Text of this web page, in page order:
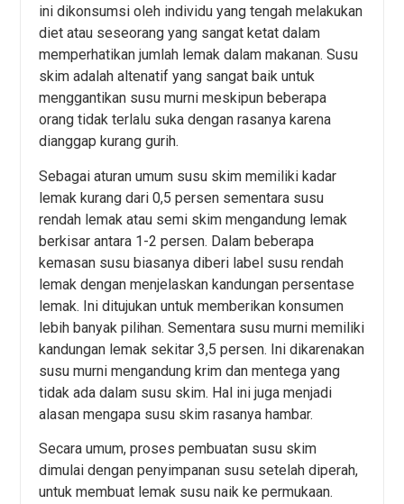
ini dikonsumsi oleh individu yang tengah melakukan
diet atau seseorang yang sangat ketat dalam
memperhatikan jumlah lemak dalam makanan. Susu
skim adalah altenatif yang sangat baik untuk
menggantikan susu murni meskipun beberapa
orang tidak terlalu suka dengan rasanya karena
dianggap kurang gurih.
Sebagai aturan umum susu skim memiliki kadar
lemak kurang dari 0,5 persen sementara susu
rendah lemak atau semi skim mengandung lemak
berkisar antara 1-2 persen. Dalam beberapa
kemasan susu biasanya diberi label susu rendah
lemak dengan menjelaskan kandungan persentase
lemak. Ini ditujukan untuk memberikan konsumen
lebih banyak pilihan. Sementara susu murni memiliki
kandungan lemak sekitar 3,5 persen. Ini dikarenakan
susu murni mengandung krim dan mentega yang
tidak ada dalam susu skim. Hal ini juga menjadi
alasan mengapa susu skim rasanya hambar.
Secara umum, proses pembuatan susu skim
dimulai dengan penyimpanan susu setelah diperah,
untuk membuat lemak susu naik ke permukaan.